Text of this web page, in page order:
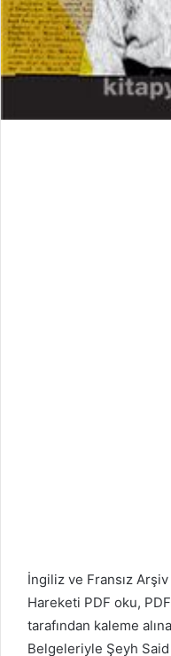
İngiliz ve Fransız
Hareketi PDF oku,
tarafından kaleme
Belgeleriyle Şeyh